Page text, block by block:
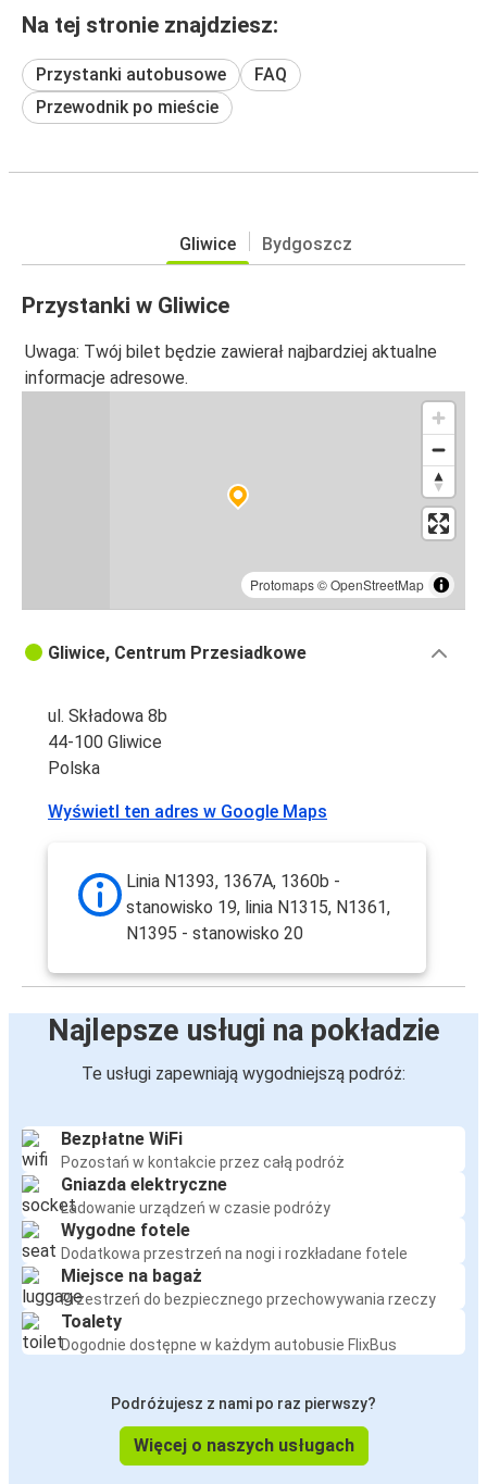
Na tej stronie znajdziesz:
Przystanki autobusowe
FAQ
Przewodnik po mieście
Gliwice Bydgoszcz
Przystanki w Gliwice
Uwaga: Twój bilet będzie zawierał najbardziej aktualne
informacje adresowe.
Protomaps©OpenStreetMap
Gliwice, Centrum Przesiadkowe
ul. Składowa 8b
44-100 Gliwice
Polska
Wyświetl ten adres w Google Maps
Linia N1393, 1367A, 1360b -
stanowisko 19, linia N1315, N1361,
N1395 - stanowisko 20
Najlepsze usługi na pokładzie
Te usługi zapewniają wygodniejszą podróż:
Bezpłatne WiFi
Pozostań w kontakcie przez całą podróż
Gniazda elektryczne
Ładowanie urządzeń w czasie podróży
Wygodne fotele
Dodatkowa przestrzeń na nogi i rozkładane fotele
Miejsce na bagaż
Przestrzeń do bezpiecznego przechowywania rzeczy
Toalety
Dogodnie dostępne w każdym autobusie FlixBus
Podróżujesz z nami po raz pierwszy?
Więcej o naszych usługach